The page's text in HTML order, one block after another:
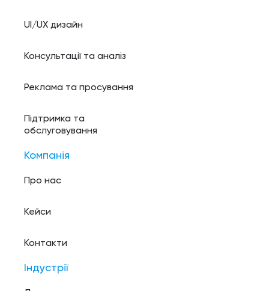
UI/UX дизайн
Консультації та аналіз
Реклама та просування
Підтримка та
обслуговування
Компанія
Про нас
Кейси
Контакти
Індустрії